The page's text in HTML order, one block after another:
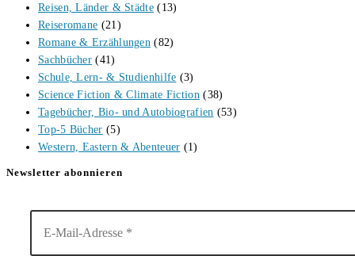
Reisen, Länder & Städte (13)
Reiseromane (21)
Romane & Erzählungen (82)
Sachbücher (41)
Schule, Lern- & Studienhilfe (3)
Science Fiction & Climate Fiction (38)
Tagebücher, Bio- und Autobiografien (53)
Top-5 Bücher (5)
Western, Eastern & Abenteuer (1)
Newsletter abonnieren